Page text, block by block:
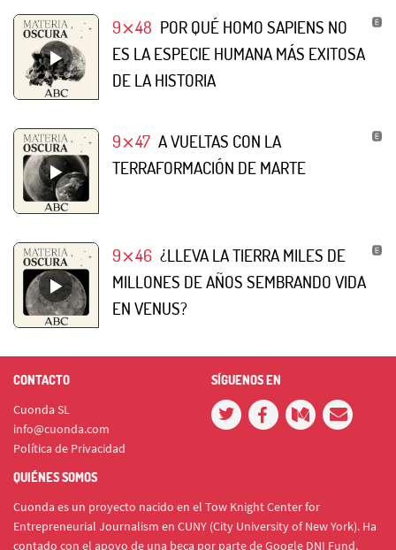
9⨯48 POR QUÉ HOMO SAPIENS NO
ES LA ESPECIE HUMANA MÁS EXITOSA
DE LA HISTORIA
9⨯47 A VUELTAS CON LA
TERRAFORMACIÓN DE MARTE
9⨯46 ¿LLEVA LA TIERRA MILES DE
MILLONES DE AÑOS SEMBRANDO VIDA
EN VENUS?
CONTACTO
Cuonda SL
info@cuonda.com
Política de Privacidad
SÍGUENOS EN
QUIÉNES SOMOS
Cuonda es un proyecto nacido en el Tow Knight Center for
Entrepreneurial Journalism en CUNY (City University of New York). Ha
contado con el apoyo de una beca por parte de Google DNI Fund.